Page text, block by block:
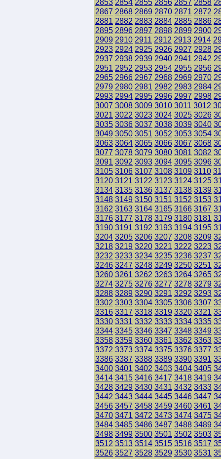
2853 2854 2855 2856 2857 2858
2867 2868 2869 2870 2871 2872
2881 2882 2883 2884 2885 2886
2895 2896 2897 2898 2899 2900
2909 2910 2911 2912 2913 2914
2923 2924 2925 2926 2927 2928
2937 2938 2939 2940 2941 2942
2951 2952 2953 2954 2955 2956
2965 2966 2967 2968 2969 2970
2979 2980 2981 2982 2983 2984
2993 2994 2995 2996 2997 2998
3007 3008 3009 3010 3011 3012
3021 3022 3023 3024 3025 3026
3035 3036 3037 3038 3039 3040
3049 3050 3051 3052 3053 3054
3063 3064 3065 3066 3067 3068
3077 3078 3079 3080 3081 3082
3091 3092 3093 3094 3095 3096
3105 3106 3107 3108 3109 3110
3120 3121 3122 3123 3124 3125
3134 3135 3136 3137 3138 3139
3148 3149 3150 3151 3152 3153
3162 3163 3164 3165 3166 3167
3176 3177 3178 3179 3180 3181
3190 3191 3192 3193 3194 3195
3204 3205 3206 3207 3208 3209
3218 3219 3220 3221 3222 3223
3232 3233 3234 3235 3236 3237
3246 3247 3248 3249 3250 3251
3260 3261 3262 3263 3264 3265
3274 3275 3276 3277 3278 3279
3288 3289 3290 3291 3292 3293
3302 3303 3304 3305 3306 3307
3316 3317 3318 3319 3320 3321
3330 3331 3332 3333 3334 3335
3344 3345 3346 3347 3348 3349
3358 3359 3360 3361 3362 3363
3372 3373 3374 3375 3376 3377
3386 3387 3388 3389 3390 3391
3400 3401 3402 3403 3404 3405
3414 3415 3416 3417 3418 3419
3428 3429 3430 3431 3432 3433
3442 3443 3444 3445 3446 3447
3456 3457 3458 3459 3460 3461
3470 3471 3472 3473 3474 3475
3484 3485 3486 3487 3488 3489
3498 3499 3500 3501 3502 3503
3512 3513 3514 3515 3516 3517
3526 3527 3528 3529 3530 3531